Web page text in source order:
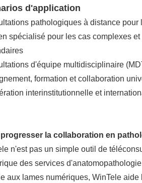
d'application
pathologiques à distance
spécialisé pour les cas complexes
d'équipe multidisciplinaire
formation et collaboration
interinstitutionnelle et
progresser la collaboration en
n'est pas un simple outil de
des services
aux lames numériques, WinTele